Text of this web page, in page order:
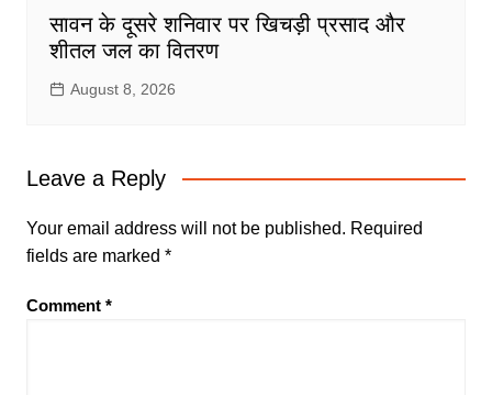
सावन के दूसरे शनिवार पर खिचड़ी प्रसाद और
शीतल जल का वितरण
August 8, 2026
Leave a Reply
Your email address will not be published. Required
fields are marked *
Comment *